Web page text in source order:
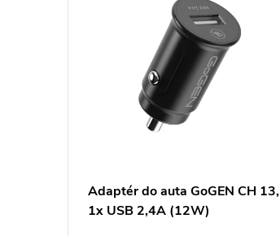
Adaptér do auta GoGEN CH 13,
1x USB 2,4A (12W)